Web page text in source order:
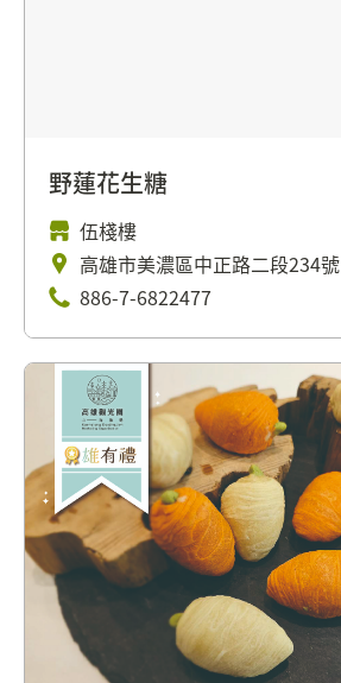
野蓮花生糖
伍棧樓
高雄市美濃區中正路二段234號
886-7-6822477